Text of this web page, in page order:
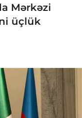
Mərkəzi
üçlük